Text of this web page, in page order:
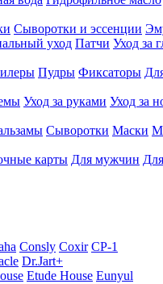
Сыворотки и эссенции
уход Патчи Уход за
Пудры Фиксаторы
Уход за руками Уход за
Сыворотки Маски
карты Для мужчин
Consly Coxir CP-1
Dr.Jart+
Etude House Eunyul